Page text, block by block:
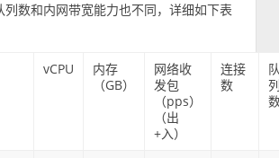
列数和内网带宽能力也不同，详细如下表
vCPU
内存
（GB）
网络收
发包
（pps）
（出
+入）
连接
数